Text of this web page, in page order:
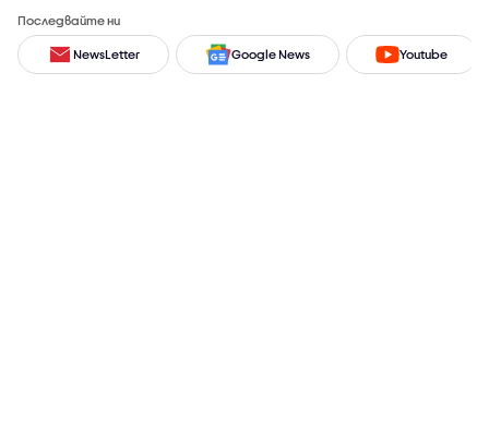
Последвайте ни
NewsLetter Google News Youtube